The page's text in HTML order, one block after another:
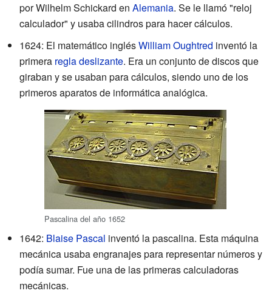
por Wilhelm Schickard en Alemania. Se le llamó "reloj
calculador" y usaba cilindros para hacer cálculos.
1624: El matemático inglésWilliam Oughtred inventó la
primera regla deslizante. Era un conjunto de discos que
giraban y se usaban para cálculos, siendo uno de los
primeros aparatos de informática analógica.
Pascalina del año 1652
1642: Blaise Pascal inventó la pascalina. Esta máquina
mecánica usaba engranajes para representar números y
podía sumar. Fue una de las primeras calculadoras
mecánicas.